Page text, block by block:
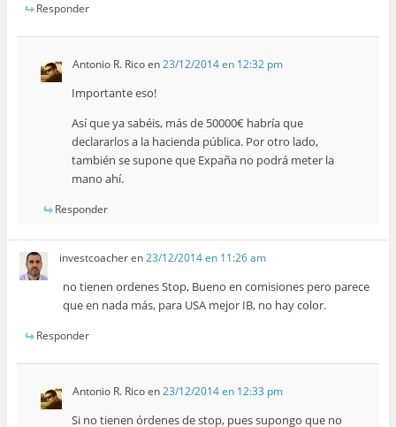
Responder
Antonio R. Ricoen23/12/2014 en 12:32 pm
Importante eso!
Así que ya sabéis, más de 50000€ habría que
declararlos a la hacienda pública. Por otro lado,
también se supone que Expaña no podrá meter la
mano ahí.
Responder
investcoacheren23/12/2014 en 11:26 am
no tienen ordenes Stop, Bueno en comisiones pero parece
que en nada más, para USA mejor IB, no hay color.
Responder
Antonio R. Ricoen23/12/2014 en 12:33 pm
Si no tienen órdenes de stop, pues supongo que no